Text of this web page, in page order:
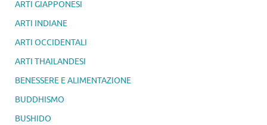
ARTI GIAPPONESI
ARTI INDIANE
ARTI OCCIDENTALI
ARTI THAILANDESI
BENESSERE E ALIMENTAZIONE
BUDDHISMO
BUSHIDO